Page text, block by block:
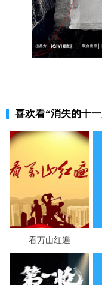
喜欢看“消失的十
看万山红遍